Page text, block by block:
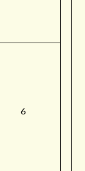
6